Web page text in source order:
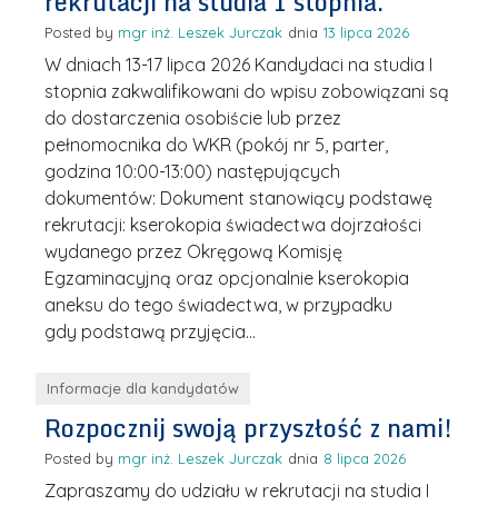
Posted by mgr inż. Leszek Jurczak 13 lipca 2026
W dniach 13-17 lipca 2026 Kandydaci na studia I
stopnia zakwalifikowani do wpisu zobowiązani są
do dostarczenia osobiście lub przez
pełnomocnika do WKR (pokój nr 5, parter,
godzina 10:00-13:00) następujących
dokumentów: Dokument stanowiący podstawę
rekrutacji: kserokopia świadectwa dojrzałości
wydanego przez Okręgową Komisję
Egzaminacyjną oraz opcjonalnie kserokopia
aneksu do tego świadectwa, w przypadku
gdy podstawą przyjęcia…
Informacje dla kandydatów
Rozpocznij swoją przyszłość z nami!
Posted by mgr inż. Leszek Jurczak 8 lipca 2026
Zapraszamy do udziału w rekrutacji na studia I